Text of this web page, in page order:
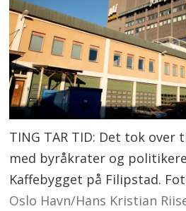
TING TAR TID: Det tok over
med byråkrater og
Kaffebygget på Filipstad.
Oslo Havn/Hans Kristian